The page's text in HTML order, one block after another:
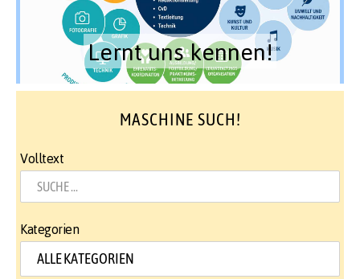
Lernt uns kennen!
MASCHINE SUCH!
Volltext
Kategorien